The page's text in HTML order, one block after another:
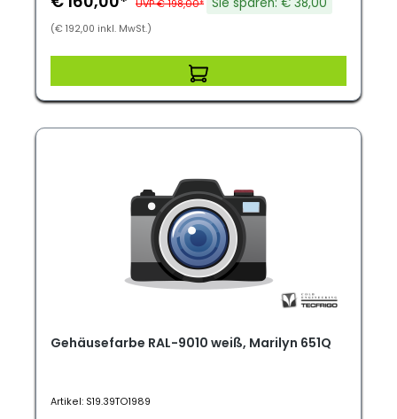
UVP € 198,00*
(€ 192,00 inkl. MwSt.)
Gehäusefarbe RAL-9010 weiß, Marilyn 651Q
Artikel: S19.39TO1989